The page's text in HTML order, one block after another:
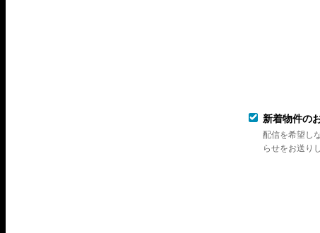
新着物件の
配信を希望し
らせをお送り